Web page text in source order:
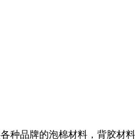
种品牌的泡棉材料，背胶材